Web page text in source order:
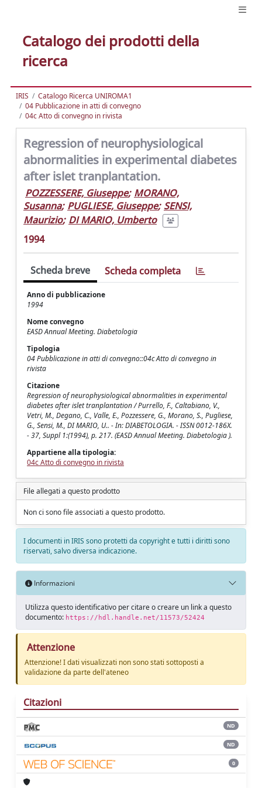
Catalogo dei prodotti della
ricerca
IRIS
Catalogo Ricerca UNIROMA1
04 Pubblicazione in atti di convegno
04c Atto di convegno in rivista
Regression of neurophysiological
abnormalities in experimental diabetes
after islet tranplantation.
POZZESSERE, Giuseppe; MORANO,
Susanna; PUGLIESE, Giuseppe; SENSI,
Maurizio; DI MARIO, Umberto
1994
Scheda breve Scheda completa
Anno di pubblicazione
1994
Nome convegno
EASD Annual Meeting. Diabetologia
Tipologia
04 Pubblicazione in atti di convegno::04c Atto di convegno in
rivista
Citazione
Regression of neurophysiological abnormalities in experimental
diabetes after islet tranplantation / Purrello, F., Caltabiano, V.,
Vetri, M., Degano, C., Valle, E., Pozzessere, G., Morano, S., Pugliese,
G., Sensi, M., DI MARIO, U.. - In: DIABETOLOGIA. - ISSN 0012-186X.
- 37, Suppl 1:(1994), p. 217. (EASD Annual Meeting. Diabetologia ).
Appartiene alla tipologia:
04c Atto di convegno in rivista
File allegati a questo prodotto
Non ci sono file associati a questo prodotto.
I documenti in IRIS sono protetti da copyright e tutti i diritti sono
riservati, salvo diversa indicazione.
Informazioni
Utilizza questo identificativo per citare o creare un link a questo
documento: https://hdl.handle.net/11573/52424
Attenzione
Attenzione! I dati visualizzati non sono stati sottoposti a
validazione da parte dell'ateneo
Citazioni
ND
ND
0